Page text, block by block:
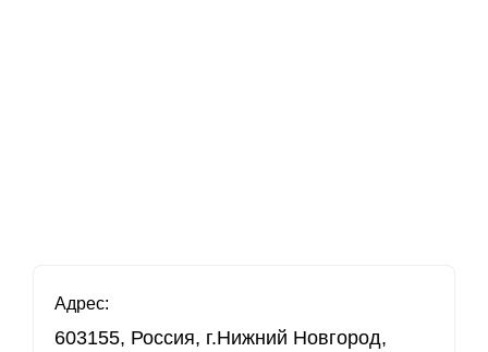
Адрес:
603155, Россия, г.Нижний Новгород,